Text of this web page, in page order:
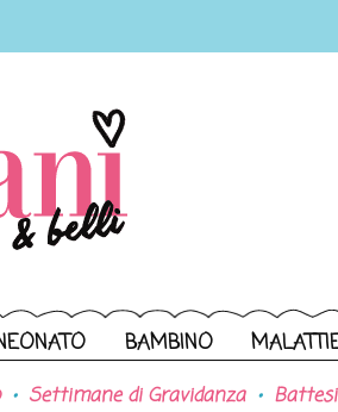
BAMBINO
Settimane di Gravidanza